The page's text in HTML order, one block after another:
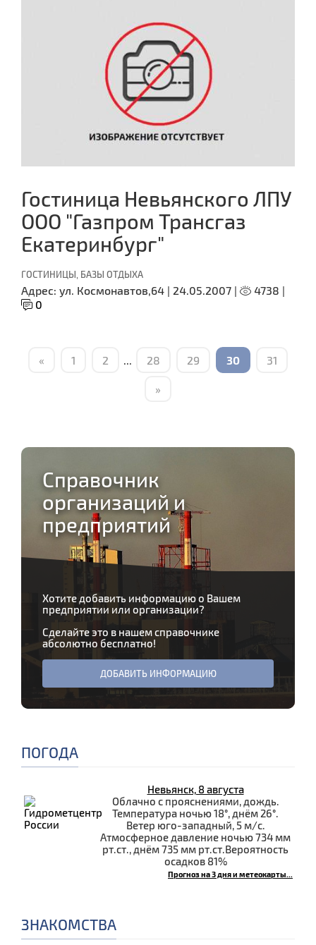
Гостиница Невьянского ЛПУ
ООО "Газпром Трансгаз
Екатеринбург"
ГОСТИНИЦЫ, БАЗЫ ОТДЫХА
Адрес: ул. Космонавтов,64 | 24.05.2007 |
4738 |
0
« 1 2 ... 28 29 30 31
»
Справочник
организаций и
предприятий
Хотите добавить информацию о Вашем
предприятии или организации?
Сделайте это в нашем справочнике
абсолютно бесплатно!
ДОБАВИТЬ ИНФОРМАЦИЮ
ПОГОДА
Невьянск, 8 августа
Облачно с прояснениями, дождь.
Температура ночью 18°, днём 26°.
Ветер юго-западный, 5 м/с.
Атмосферное давление ночью 734 мм
рт.ст., днём 735 мм рт.ст.Вероятность
осадков 81%
Прогноз на 3 дня и метеокарты...
ЗНАКОМСТВА